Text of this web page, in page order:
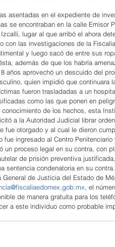
asentadas en el expediente de
se encontraban en la calle Emisor
lugar al que arribó el ahora
con las investigaciones de la
y luego sacó de entre sus
además de que los habría
años aprovechó un descuido del
quien impidió que continuara
fueron trasladadas a un
como las que ponen en
conocimiento de los hechos, esta
a la Autoridad Judicial librar
fue otorgado y al cual le dieron
fue ingresado al Centro
un proceso legal en su contra, con
de prisión preventiva
sentencia condenatoria en su contra.
General de Justicia del Estado de
, el
de manera gratuita para los
a este individuo como probable